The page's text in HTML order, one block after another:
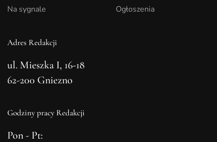
Na sygnale
Ogłoszenia
Adres Redakcji
ul. Mieszka I, 16-18
62-200 Gniezno
Godziny pracy Redakcji
Pon - Pt: